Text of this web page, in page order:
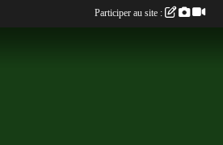
Participer au site :